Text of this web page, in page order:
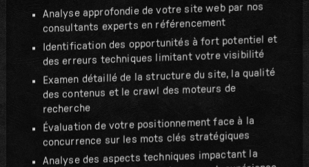
Analyse approfondie de votre site web par nos
consultants experts en référencement
Identification des opportunités à fort potentiel et
des erreurs techniques limitant votre visibilité
Examen détaillé de la structure du site, la qualité
des contenus et le crawl des moteurs de
recherche
Évaluation de votre positionnement face à la
concurrence sur les mots clés stratégiques
Analyse des aspects techniques impactant la